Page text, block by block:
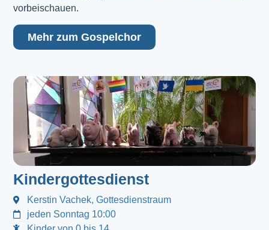
vorbeischauen.
Mehr zum Gospelchor
Kindergottesdienst
Kerstin Vachek, Gottesdienstraum
jeden Sonntag 10:00